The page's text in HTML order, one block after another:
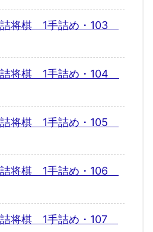
詰将棋 1手詰め・103
詰将棋 1手詰め・104
詰将棋 1手詰め・105
詰将棋 1手詰め・106
詰将棋 1手詰め・107